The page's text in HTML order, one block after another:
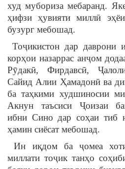
худ мубориза мебаранд.
ҳифзи ҳувияти миллӣ
бузург мебошад.
Тоҷикистон дар даврони
корҳои назаррас анҷом
Рӯдакӣ, Фирдавсӣ,
Сайид Алии Ҳамадонӣ ва
ба таҳкими худшиносии
Акнун таъсиси Ҷоизаи
ибни Сино дар соҳаи тиб
ҳамин сиёсат мебошад.
Ин иқдом ба ҷомеа
миллати тоҷик танҳо